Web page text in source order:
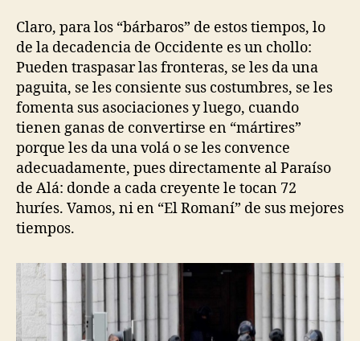
Claro, para los “bárbaros” de estos tiempos, lo
de la decadencia de Occidente es un chollo:
Pueden traspasar las fronteras, se les da una
paguita, se les consiente sus costumbres, se les
fomenta sus asociaciones y luego, cuando
tienen ganas de convertirse en “mártires”
porque les da una volá o se les convence
adecuadamente, pues directamente al Paraíso
de Alá: donde a cada creyente le tocan 72
huríes. Vamos, ni en “El Romaní” de sus mejores
tiempos.